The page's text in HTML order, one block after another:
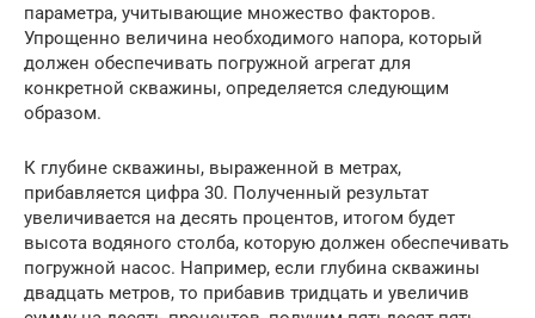
параметра, учитывающие множество факторов.
Упрощенно величина необходимого напора, который
должен обеспечивать погружной агрегат для
конкретной скважины, определяется следующим
образом.
К глубине скважины, выраженной в метрах,
прибавляется цифра 30. Полученный результат
увеличивается на десять процентов, итогом будет
высота водяного столба, которую должен обеспечивать
погружной насос. Например, если глубина скважины
двадцать метров, то прибавив тридцать и увеличив